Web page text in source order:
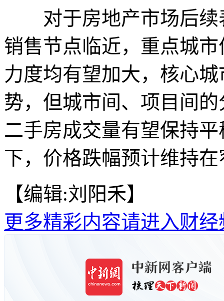
对于房地产市场后续
销售节点临近，重点城
力度均有望加大，核心
势，但城市间、项目间
二手房成交量有望保持
下，价格跌幅预计维持
【编辑:刘阳禾】
更多精彩内容请进入财经